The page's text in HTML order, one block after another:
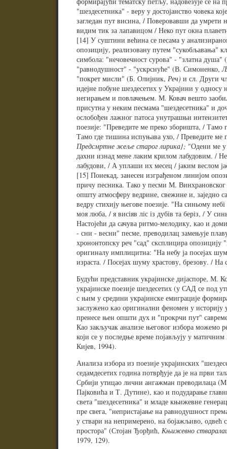
"шездесетника" - веру у достојанство човека
загледан пут висина, / Поверовавши да умрети
видим тик за лапавицом / Неко пут окна
[14] У суштини већина се песама у
опозицију, реализовану путем "сукобљавања"
симбола: "нечовечност сурова" - "златна
"равнодушност" - "ускрснуће" (В. Симоненко,
"покрет мисли" (Б. Олијник, Реч) и сл. Други
идејне побуне шездесетих у Украјини у односу
негирањем и повлачењем. М. Ковач вешто
присутна у неким песмама "шездесетника" и
ослобођен лажног патоса унутрашњи
поезије: "Преведите ме преко зборишта, / Тамо
Тамо где тишина испуњава ухо, / Преведите
Предсмртне жеље старог лирика}; "Одени ме
дахни изнад мене лаким крилом лабудовим. /
лабудови, / А уплаши их месец / јаким веслом
[15] Понекад, занесен изграђеном линијом
причу песника. Тако у песми М. Винхрановског
општу атмосферу ведрине, свежине и, заједно
ведру стихију његове поезије. "На синьому
моя люба, / я висіяв ліс із дубів та беріз, / У
Настојећи да сачува ритмо-мелодику, као и
- сни - весни" песме, преводилац замењује
хрононтопску реч "сад" сксплицира опозицију
оригиналу имплицитна: "На небу ја посејах
израста. / Посејах шуму храстову, брезову. /
Будући представник украјинске дијаспоре, М.
украјинске поезије шездесетих (у САД се под
с њим у средини украјинске емиграције
заслужено као оригинални феномен у историју
пренесе њен општи дух и "прокрчи пут"
Као закључак анализе његовог избора можемо
који се у последње време појављују у матичним
Кијев, 1994).
Анализа избора из поезије украјинских
седамдесетих година потврђује да је на први
Србији утицао лични ангажман преводилаца
Пајковића и Т. Дутине), као и подударање
света "шездесетника" и младе књижевне
пре свега, "непристајање на равнодушност
у ствари на непримерено, на бојажљиво, одвећ
простора" (Стојан Ђорђић, Књижевно
1979, 129).